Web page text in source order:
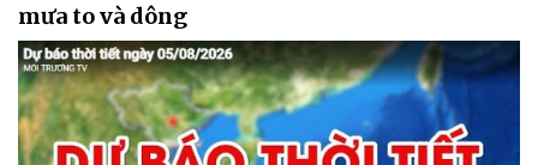
mưa to và dông